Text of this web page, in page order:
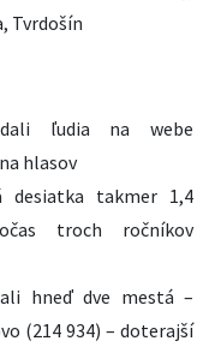
Tvrdošín
ľudia na webe
hlasov
desiatka takmer 1,4
troch ročníkov
hneď dve mestá –
(214 934) – doterajší